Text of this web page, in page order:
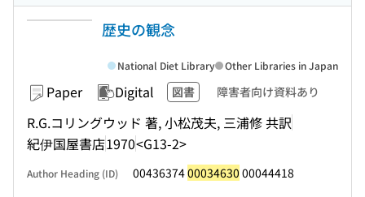
歴史の観念
Paper Digital 図書 障害者向け資料あり
R.G.コリングウッド 著, 小松茂夫, 三浦修 共訳
紀伊国屋書店1970<G13-2>
National Diet Library Other Libraries in Japan
Author Heading (ID) 0043637400034630 00044418